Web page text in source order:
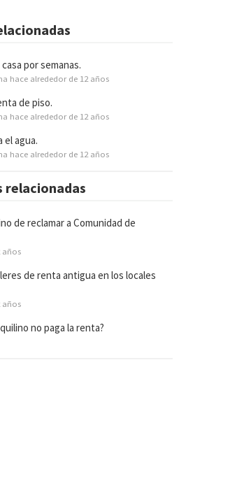
por semanas.
hace alrededor de 12 años
de piso.
hace alrededor de 12 años
el agua.
hace alrededor de 12 años
relacionadas
de reclamar a Comunidad de
años
de renta antigua en los locales
años
no paga la renta?